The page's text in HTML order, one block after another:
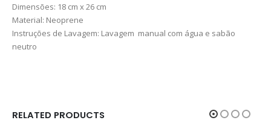
Dimensões: 18 cm x 26 cm
Material: Neoprene
Instruções de Lavagem: Lavagem manual com água e sabão
neutro
RELATED PRODUCTS